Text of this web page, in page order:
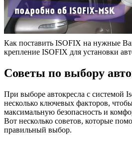
Как поставить ISOFIX на нужные
крепление ISOFIX для установки
Советы по выбору
При выборе автокресла с системой
несколько ключевых факторов,
максимальную безопасность и
Вот несколько советов, которые
правильный выбор.